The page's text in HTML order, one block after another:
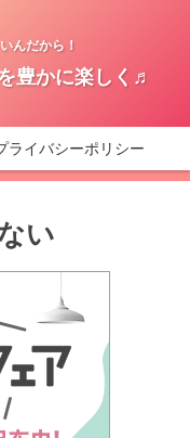
んだから！
豊かに楽しく♬
ライバシーポリシー
い